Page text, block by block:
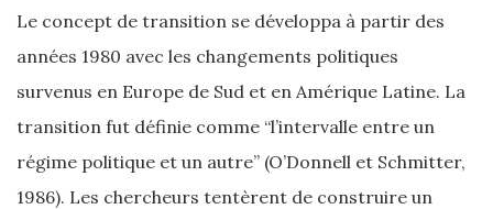
Le concept de transition se développa à partir des
années 1980 avec les changements politiques
survenus en Europe de Sud et en Amérique Latine. La
transition fut définie comme “l’intervalle entre un
régime politique et un autre” (O’Donnell et Schmitter,
1986). Les chercheurs tentèrent de construire un